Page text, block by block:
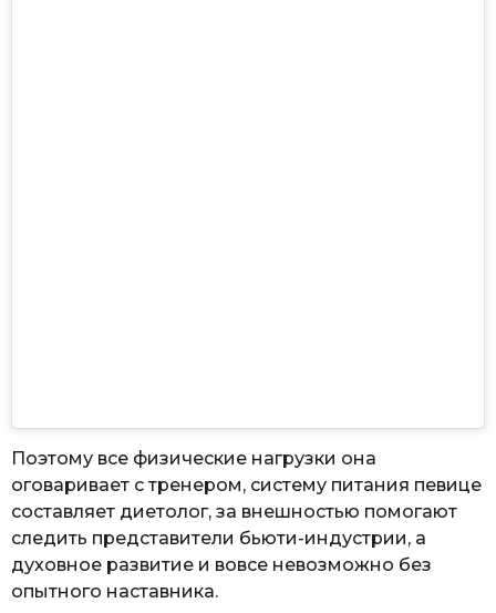
Поэтому все физические нагрузки она
оговаривает с тренером, систему питания певице
составляет диетолог, за внешностью помогают
следить представители бьюти-индустрии, а
духовное развитие и вовсе невозможно без
опытного наставника.